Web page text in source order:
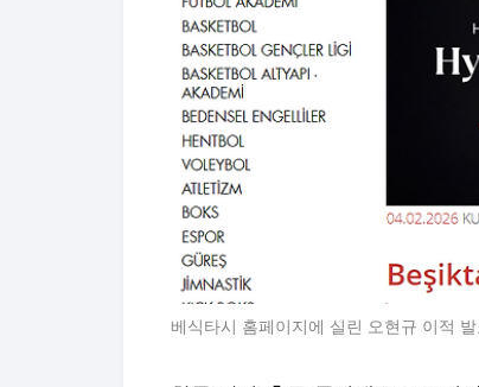
베식타시 홈페이지에 실린 오현규 이적